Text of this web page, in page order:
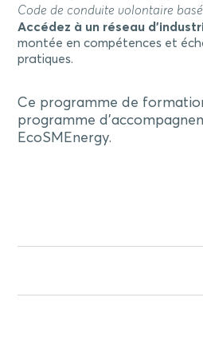
Code de conduite volontaire basé
Accédez à un réseau
montée en compétences et
pratiques.
Ce programme de
programme
EcoSMEnergy.